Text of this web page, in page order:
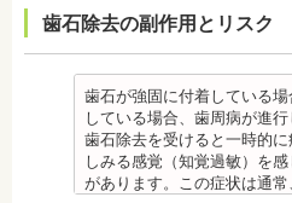
あります。特に切歯（せっし
の凸凹が大きい患者様の場合
す。
・顎の成長に合わせて歯並
時的に歯並びが悪い状態に
・大人になってから再度矯正
ります。
・定期的な通院などにご協
療の結果に差が出る場合があ
気、不眠など不定愁訴が起こ
で、鎮痛剤、吐き気止め等、
服用する場合があります。
・治療中と治療後の見た目
れる治療です。また、歯科
こりえます。歯科医師とよ
・矯正力が強すぎると、歯
収」が起こるリスクが高くな
・歯や骨の状態、歯の動き
が崩れることで、口が大きく
ときに痛みが出る顎関節症を
す。他にも自律神経失調症
噛み合わせが原因の場合は
います。
・矯正終了後に矯正箇所が
す。
その他
・治したい部分の一部の歯
・心臓の疾患、骨粗鬆症等、
治療に適さないケースもあ
・歯がない箇所のリカバリ
箇所のみの治療ではなく、全
してくれる方針を選択すると
・手術ではありますが、麻
痛みを感じることは基本的
歯学博士（口腔外科学）
す。また、歯科のクリーニン
周病の予防にはなりません。
毎日のブラッシングなどは
ます。
備考
自宅で、歯磨きをしていて
い汚れや、歯石の元となる
歯科で専門の機器・技術に
歯石除去の副作用とリスク
歯石が強固に付着している
している場合、歯周病が進行
歯石除去を受けると一時的
しみる感覚（知覚過敏）を
があります。この症状は通